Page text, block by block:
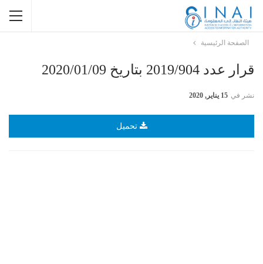
الصفحة الرئيسية
قرار عدد 2019/904 بتاريخ 2020/01/09
نشر في 15 يناير, 2020
تحميل